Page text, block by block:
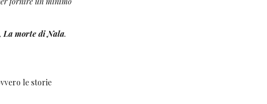
La morte di Nala.
le storie